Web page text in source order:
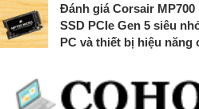
Đánh giá Corsair
SSD PCIe Gen 5 siêu
PC và thiết bị hiệu năng